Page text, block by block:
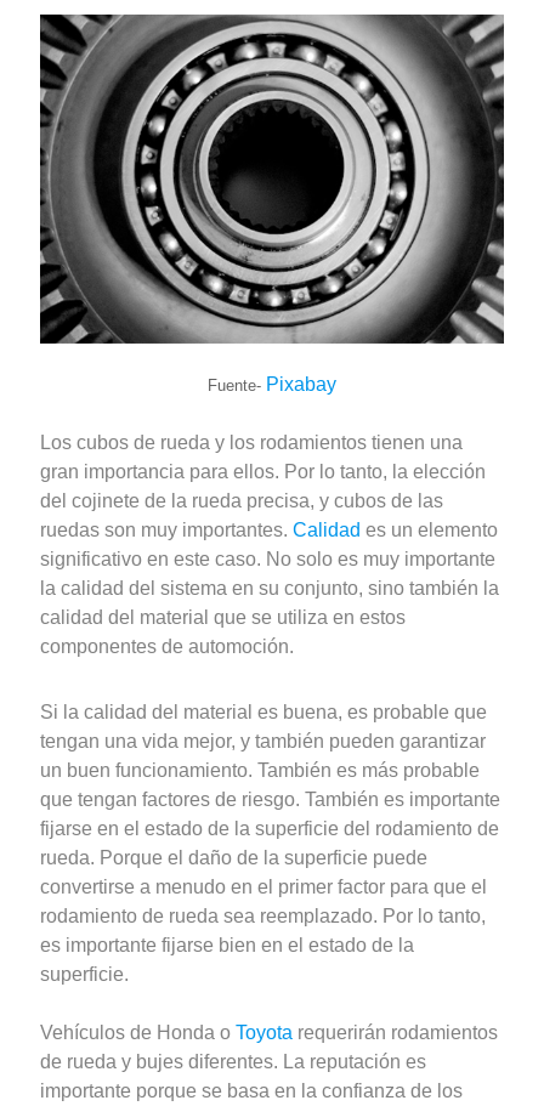
Fuente- Pixabay
Los cubos de rueda y los rodamientos tienen una
gran importancia para ellos. Por lo tanto, la elección
del cojinete de la rueda precisa, y cubos de las
ruedas son muy importantes. Calidad es un elemento
significativo en este caso. No solo es muy importante
la calidad del sistema en su conjunto, sino también la
calidad del material que se utiliza en estos
componentes de automoción.
Si la calidad del material es buena, es probable que
tengan una vida mejor, y también pueden garantizar
un buen funcionamiento. También es más probable
que tengan factores de riesgo. También es importante
fijarse en el estado de la superficie del rodamiento de
rueda. Porque el daño de la superficie puede
convertirse a menudo en el primer factor para que el
rodamiento de rueda sea reemplazado. Por lo tanto,
es importante fijarse bien en el estado de la
superficie.
Vehículos de Honda o Toyota requerirán rodamientos
de rueda y bujes diferentes. La reputación es
importante porque se basa en la confianza de los